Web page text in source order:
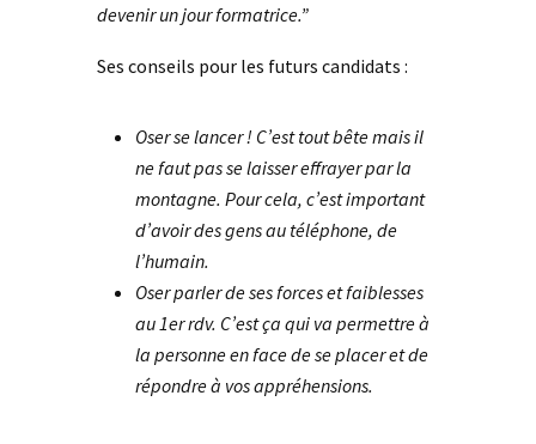
devenir un jour formatrice.”
Ses conseils pour les futurs candidats :
Oser se lancer ! C’est tout bête mais il
ne faut pas se laisser effrayer par la
montagne. Pour cela, c’est important
d’avoir des gens au téléphone, de
l’humain.
Oser parler de ses forces et faiblesses
au 1er rdv. C’est ça qui va permettre à
la personne en face de se placer et de
répondre à vos appréhensions.